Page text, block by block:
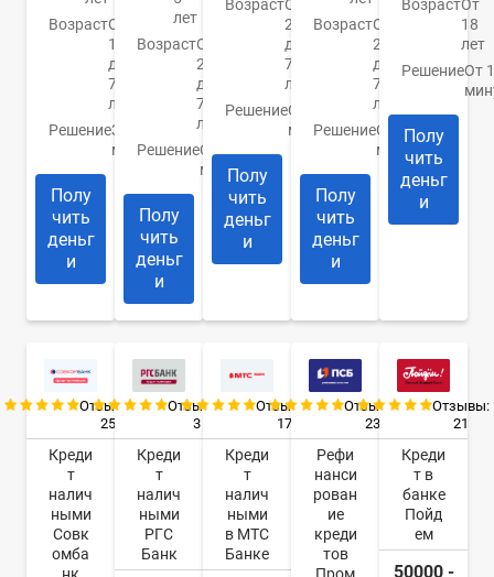
ВозрастОт
19
до
75
лет
РешениеЗа 15
минут
Полу
чить
деньг
и
лет
ВозрастОт
20
до
70
лет
РешениеОт 1
минуты
Полу
чить
деньг
и
ВозрастОт
21
до
76
лет
РешениеОт 30
минут
Полу
чить
деньг
и
ВозрастОт
23
до
70
лет
РешениеОт 10
минут
Полу
чить
деньг
и
ВозрастОт
18
лет
РешениеОт 1
Полу
чить
деньг
и
Отзывы:
25
Креди
т
налич
ными
Совк
омба
Отзывы:
3
Креди
т
налич
ными
РГС
Банк
Отзывы:
17
Креди
т
налич
ными
в МТС
Банке
Отзывы:
23
Рефи
нанси
рован
ие
креди
тов
Отзывы:
21
Креди
т в
банке
Пойд
ем
50000 -